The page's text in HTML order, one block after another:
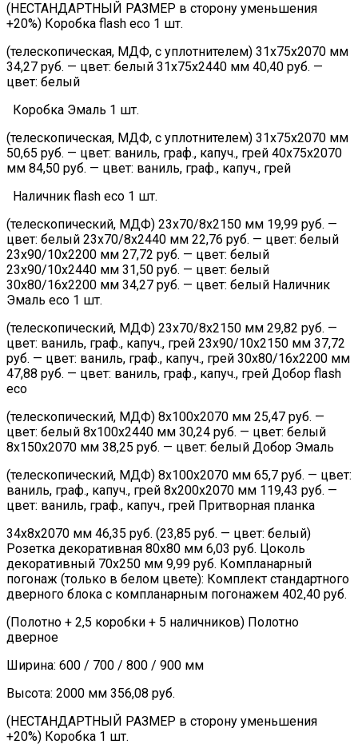
(НЕСТАНДАРТНЫЙ РАЗМЕР в сторону уменьшения
+20%) Коробка flash eco 1 шт.
(телескопическая, МДФ, с уплотнителем) 31х75х2070 мм
34,27 руб. — цвет: белый 31х75х2440 мм 40,40 руб. —
цвет: белый
Коробка Эмаль 1 шт.
(телескопическая, МДФ, с уплотнителем) 31х75х2070 мм
50,65 руб. — цвет: ваниль, граф., капуч., грей 40х75х2070
мм 84,50 руб. — цвет: ваниль, граф., капуч., грей
Наличник flash eco 1 шт.
(телескопический, МДФ) 23х70/8х2150 мм 19,99 руб. —
цвет: белый 23х70/8х2440 мм 22,76 руб. — цвет: белый
23х90/10х2200 мм 27,72 руб. — цвет: белый
23х90/10х2440 мм 31,50 руб. — цвет: белый
30х80/16х2200 мм 34,27 руб. — цвет: белый Наличник
Эмаль eco 1 шт.
(телескопический, МДФ) 23х70/8х2150 мм 29,82 руб. —
цвет: ваниль, граф., капуч., грей 23х90/10х2150 мм 37,72
руб. — цвет: ваниль, граф., капуч., грей 30х80/16х2200 мм
47,88 руб. — цвет: ваниль, граф., капуч., грей Добор flash
eco
(телескопический, МДФ) 8х100х2070 мм 25,47 руб. —
цвет: белый 8х100х2440 мм 30,24 руб. — цвет: белый
8х150х2070 мм 38,25 руб. — цвет: белый Добор Эмаль
(телескопический, МДФ) 8х100х2070 мм 65,7 руб. — цвет:
ваниль, граф., капуч., грей 8х200х2070 мм 119,43 руб. —
цвет: ваниль, граф., капуч., грей Притворная планка
34х8х2070 мм 46,35 руб. (23,85 руб. — цвет: белый)
Розетка декоративная 80х80 мм 6,03 руб. Цоколь
декоративный 70х250 мм 9,99 руб. Компланарный
погонаж (только в белом цвете): Комплект стандартного
дверного блока с компланарным погонажем 402,40 руб.
(Полотно + 2,5 коробки + 5 наличников) Полотно
дверное
Ширина: 600 / 700 / 800 / 900 мм
Высота: 2000 мм 356,08 руб.
(НЕСТАНДАРТНЫЙ РАЗМЕР в сторону уменьшения
+20%) Коробка 1 шт.